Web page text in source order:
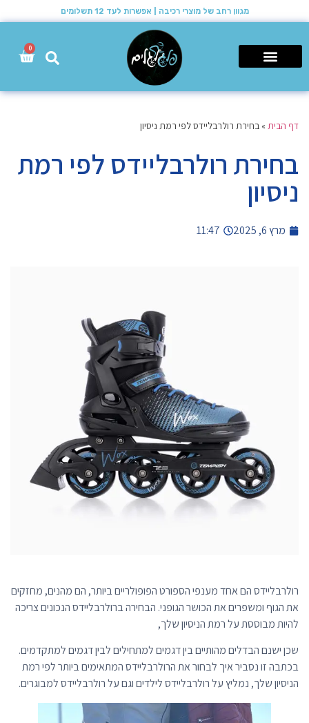
מגוון רחב של מוצרי רכיבה | אפשרות לעד 12 תשלומים
0
דף הבית » בחירת רולרבליידס לפי רמת ניסיון
בחירת רולרבליידס לפי רמת
ניסיון
מרץ 6, 2025 11:47
רולרבליידס הם אחד מענפי הספורט הפופולריים ביותר, הם מהנים, מחזקים
את הגוף ומשפרים את הכושר הגופני. הבחירה ברולרבליידס הנכונים צריכה
להיות מבוססת על רמת הניסיון שלך,
שכן ישנם הבדלים מהותיים בין דגמים למתחילים לבין דגמים למתקדמים.
בכתבה זו נסביר איך לבחור את הרולרבליידס המתאימים ביותר לפי רמת
הניסיון שלך, נמליץ על רולרבליידס לילדים וגם על רולרבליידס למבוגרים.